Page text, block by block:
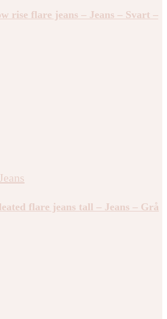
rise flare jeans – Jeans – Svart –
Jeans
flare jeans tall – Jeans – Grå